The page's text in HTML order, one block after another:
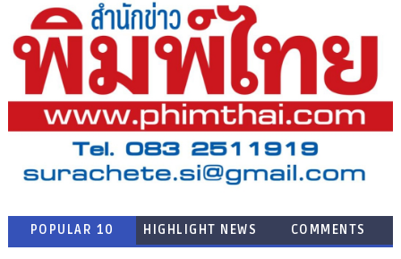
POPULAR 10 HIGHLIGHT NEWS COMMENTS